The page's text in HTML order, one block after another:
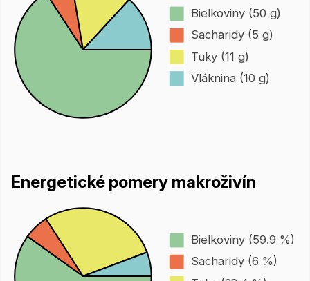
Bielkoviny (50 g)
Sacharidy (5 g)
Tuky (11 g)
Vláknina (10 g)
Energetické pomery makroživín
Bielkoviny (59.9 %)
Sacharidy (6 %)